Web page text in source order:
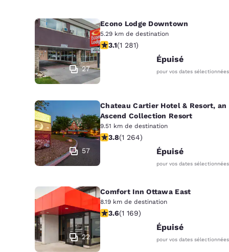
27
Econo Lodge Downtown
5.29 km de destination
3.12 étoiles. Bien. 1281 commentaires
3.1(1 281)
Épuisé
pour vos dates sélectionnées
57
Chateau Cartier Hotel & Resort, an
Ascend Collection Resort
9.51 km de destination
3.84 étoiles. Bien. 1264
3.8(1 264)
Épuisé
pour vos dates sélectionnées
22
Comfort Inn Ottawa East
8.19 km de destination
3.56 étoiles. Bien. 1169
3.6(1 169)
Épuisé
pour vos dates sélectionnées